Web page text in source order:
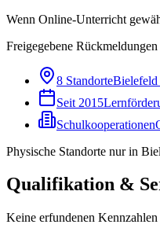
Wenn Online-Unterricht
Freigegebene
8 StandorteBielefeld
Seit 2015
Schulkooperationen
Physische Standorte nur in
Qualifikation &
Keine erfundenen